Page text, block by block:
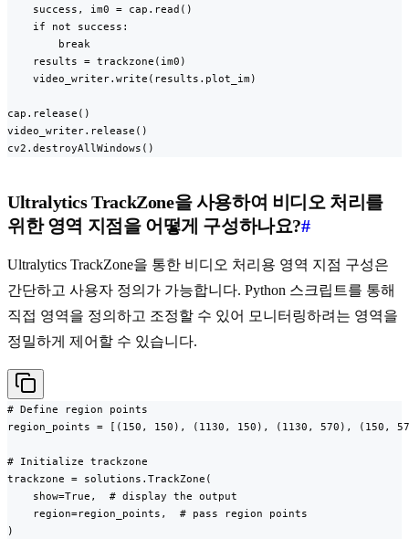
    success, im0 = cap.read()
    if not success:
        break
    results = trackzone(im0)
    video_writer.write(results.plot_im)
cap.release()
video_writer.release()
cv2.destroyAllWindows()
Ultralytics TrackZone을 사용하여 비디오 처리를
위한 영역 지점을 어떻게 구성하나요?#
Ultralytics TrackZone을 통한 비디오 처리용 영역 지점 구성은
간단하고 사용자 정의가 가능합니다. Python 스크립트를 통해
직접 영역을 정의하고 조정할 수 있어 모니터링하려는 영역을
정밀하게 제어할 수 있습니다.
# Define region points
region_points = [(150, 150), (1130, 150), (1130, 570), (150,
# Initialize trackzone
trackzone = solutions.TrackZone(
    show=True,  # display the output
    region=region_points,  # pass region points
)